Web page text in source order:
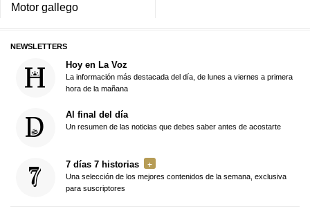
Motor gallego
NEWSLETTERS
Hoy en La Voz
La información más destacada del día, de lunes a viernes a primera
hora de la mañana
Al final del día
Un resumen de las noticias que debes saber antes de acostarte
7 días 7 historias
Una selección de los mejores contenidos de la semana, exclusiva
para suscriptores